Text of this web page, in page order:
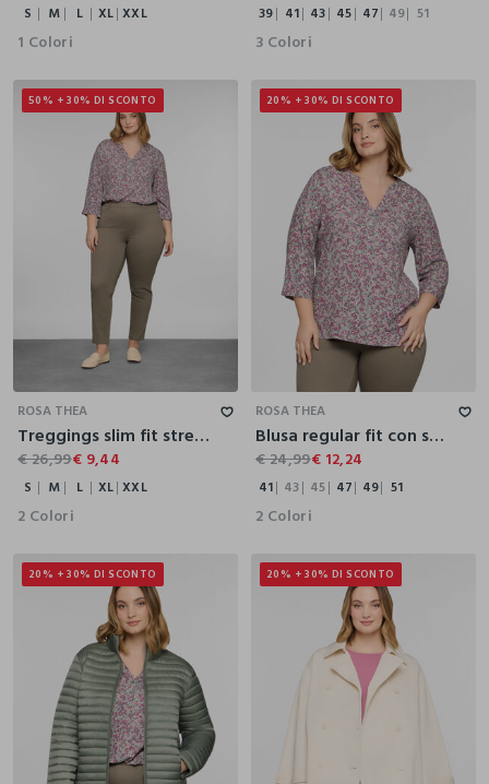
S M L XL XXL
1 Colori
39 41 43 45 47 49 51
3 Colori
50% + 30% DI SCONTO
XL
ROSA THEA
Treggings slim fit stretch donna curvy
€ 26,99€ 9,44
S M L XL XXL
2 Colori
20% + 30% DI SCONTO
ROSA THEA
Blusa regular fit con scollo a V in pura viscosa donna curvy
€ 24,99€ 12,24
41 43 45 47 49 51
2 Colori
20% + 30% DI SCONTO 20% + 30% DI SCONTO